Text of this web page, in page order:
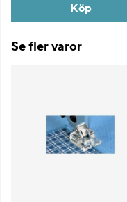
Köp
Se fler varor